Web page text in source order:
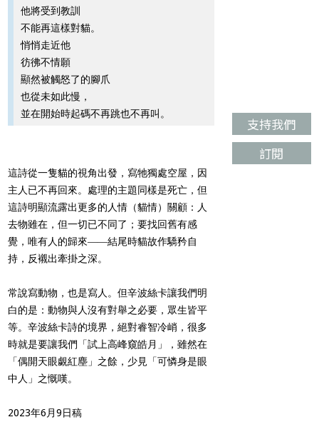
他將受到教訓
不能再這樣對貓。
悄悄走近他
彷彿不情願
顯然被觸怒了的腳爪
也從未如此慢，
並在開始時起碼不再跳也不再叫。
這詩從一隻貓的視角出發，寫牠獨處空屋，因
主人已不再回來。處理的主題同樣是死亡，但
這詩明顯流露出更多的人情（貓情）關顧：人
去物雖在，但一切已不同了；要找回舊有感
覺，唯有人的歸來――結尾時貓故作驕矜自
持，反襯出牽掛之深。
常說寫動物，也是寫人。但辛波絲卡讓我們明
白的是：動物與人沒有對舉之必要，眾生皆平
等。辛波絲卡詩的境界，絕對睿智冷峭，很多
時就是要讓我們「試上高峰窺皓月」，雖然在
「偶開天眼覷紅塵」之餘，少見「可憐身是眼
中人」之慨嘆。
2023年6月9日稿
支持我們
訂閱